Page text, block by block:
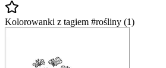
Kolorowanki z tagiem #rośliny (1)